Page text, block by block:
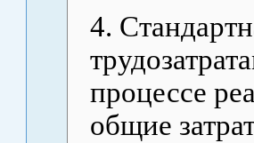
4.
процессе
общие